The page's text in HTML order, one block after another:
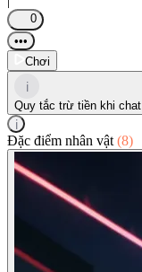
0
•••
Chơi
i
Quy tắc trừ tiền khi chat
i
Đặc điểm nhân vật (8)